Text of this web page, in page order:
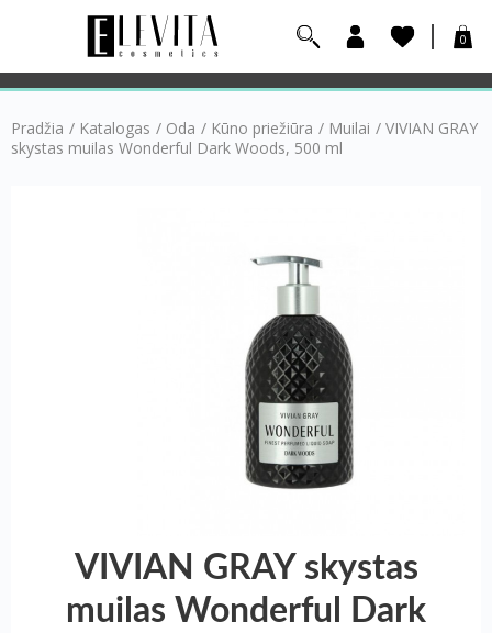
0
Pradžia / Katalogas / Oda / Kūno priežiūra / Muilai / VIVIAN GRAY
skystas muilas Wonderful Dark Woods, 500 ml
VIVIAN GRAY skystas
muilas Wonderful Dark